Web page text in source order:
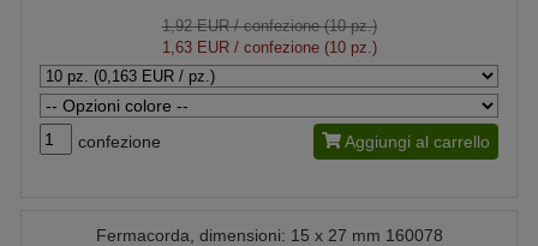
1,92 EUR/ confezione (10 pz.)
1,63 EUR/ confezione (10 pz.)
confezione Aggiungi al carrello
Fermacorda, dimensioni: 15 x 27 mm 160078